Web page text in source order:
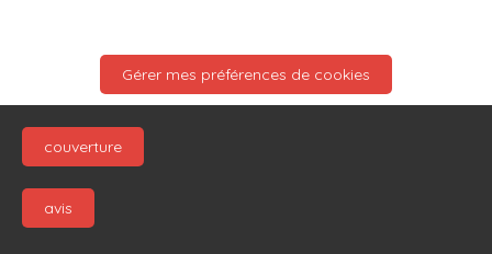
Gérer mes préférences de cookies
couverture
avis